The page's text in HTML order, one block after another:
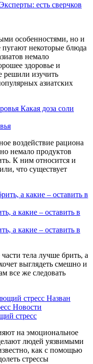
есть сверчков
особенностями, но и
некоторые блюда
немало
здоровье и
решили изучить
азиатских
Какая доза соли
воздействие рациона
немало продуктов
К ним относится и
что существует
а какие – оставить в
а какие – оставить в
тела лучше брить, а
выглядеть смешно и
все же следовать
Назван
Новости
стресс
на эмоциональное
людей уязвимыми
как с помощью
стрессы